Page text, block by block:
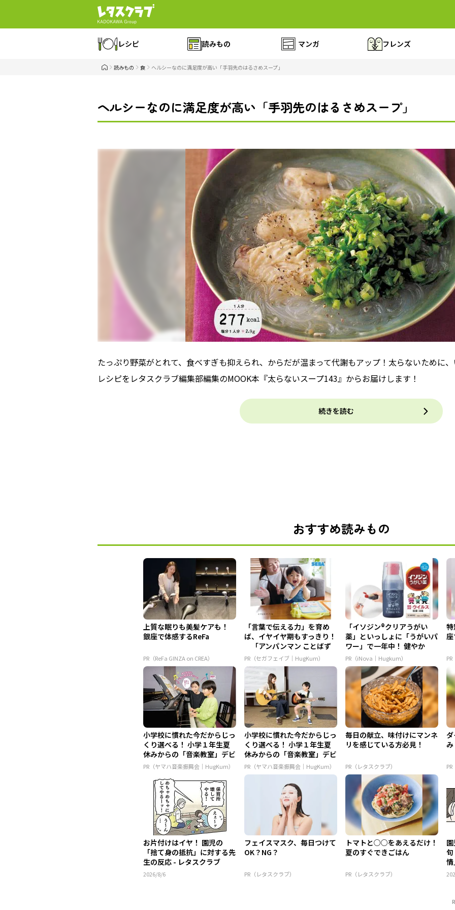
レシピ 読みもの マンガ フレンズ
読みもの 食 ヘルシーなのに満足度が高い「手羽先のはるさめスープ」
ヘルシーなのに満足度が高い「手羽先のはるさめスープ」
たっぷり野菜がとれて、食べすぎも抑えられ、からだが温まって代謝もアップ！太らないために
レシピをレタスクラブ編集部編集のMOOK本『太らないスープ143』からお届けします！
続きを読む
おすすめ読みもの
上質な眠りも美髪ケアも！
銀座で体感するReFa
PR（ReFa GINZA on CREA）
「言葉で伝える力」を育め
ば、イヤイヤ期もすっきり！
「アンパンマン ことばず
かん...
PR（セガフェイブ｜HugKum）
「イソジン®クリアうがい
薬」といっしょに「うがいパ
ワー」で一年中！ 健やか
PR（iNova｜Hugkum）
小学校に慣れた今だからじっ
くり選べる！ 小学１年生夏
休みからの「音楽教室」デビ
ュ...
PR（ヤマハ音楽振興会｜HugKum）
小学校に慣れた今だからじっ
くり選べる！ 小学１年生夏
休みからの「音楽教室」デビ
ュ...
PR（ヤマハ音楽振興会｜HugKum）
毎日の献立、味付けにマンネ
リを感じている方必見！
PR（レタスクラブ）
お片付けはイヤ！ 園児の
「捨て身の抵抗」に対する先
生の反応 - レタスクラブ
2026/8/6
フェイスマスク、毎日つけて
OK？NG？
PR（レタスクラブ）
トマトと○○をあえるだけ！
夏のすぐできごはん
PR（レタスクラブ）